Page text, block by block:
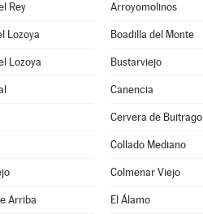
Rey Arroyomolinos
Lozoya Boadilla del Monte
Lozoya Bustarviejo
Canencia
Cervera de Buitrago
Collado Mediano
Colmenar Viejo
Arriba El Álamo